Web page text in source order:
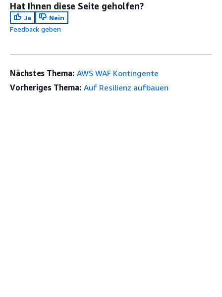
Hat Ihnen diese Seite geholfen?
Ja
Nein
Feedback geben
Nächstes Thema: AWS WAF Kontingente
Vorheriges Thema: Auf Resilienz aufbauen